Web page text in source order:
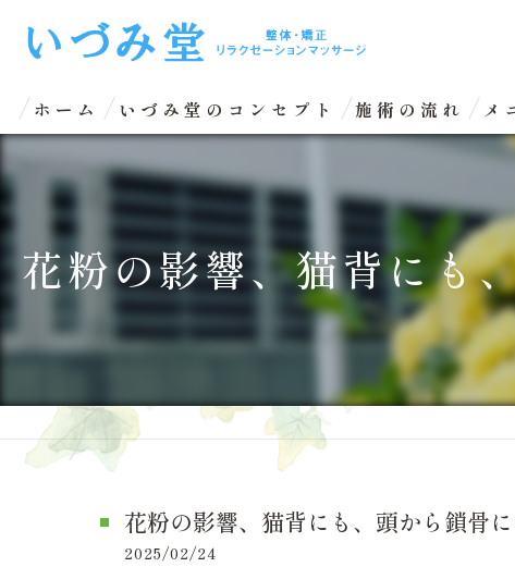
ホーム いづみ堂のコンセプト 施術の流れ メ
整
眼
花粉の影響、猫背にも
花粉の影響、猫背にも、頭から鎖骨
2025/02/24